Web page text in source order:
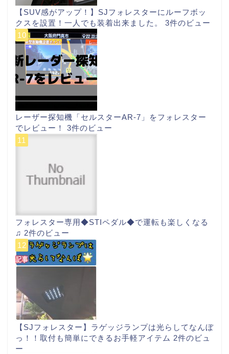
【SUV感がアップ！】SJフォレスターにルーフボッ
クスを設置！一人でも装着出来ました。 3件のビュー
レーザー探知機「セルスターAR-7」をフォレスター
でレビュー！ 3件のビュー
フォレスター専用◆STIペダル◆で運転も楽しくなる
♫ 2件のビュー
【SJフォレスター】ラゲッジランプは光らしてなんぼ
っ！！取付も簡単にできるお手軽アイテム 2件のビュ
ー